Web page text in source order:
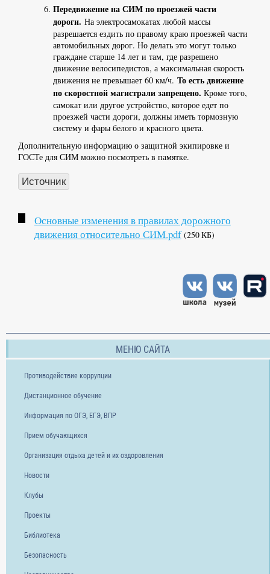
Передвижение на СИМ по проезжей части
дороги. На электросамокатах любой массы
разрешается ездить по правому краю проезжей части
автомобильных дорог. Но делать это могут только
граждане старше 14 лет и там, где разрешено
движение велосипедистов, а максимальная скорость
движения не превышает 60 км/ч. То есть движение
по скоростной магистрали запрещено. Кроме того,
самокат или другое устройство, которое едет по
проезжей части дороги, должны иметь тормозную
систему и фары белого и красного цвета.
Дополнительную информацию о защитной экипировке и
ГОСТе для СИМ можно посмотреть в памятке.
Источник
Основные изменения в правилах дорожного
движения относительно СИМ.pdf (250 КБ)
МЕНЮ САЙТА
Противодействие коррупции
Дистанционное обучение
Информация по ОГЭ, ЕГЭ, ВПР
Прием обучающихся
Организация отдыха детей и их оздоровления
Новости
Клубы
Проекты
Библиотека
Безопасность